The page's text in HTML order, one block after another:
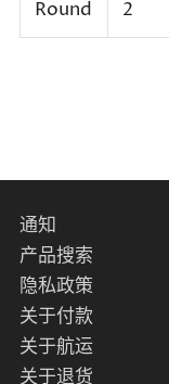
Round 2
通知
产品搜索
隐私政策
关于付款
关于航运
关于退货